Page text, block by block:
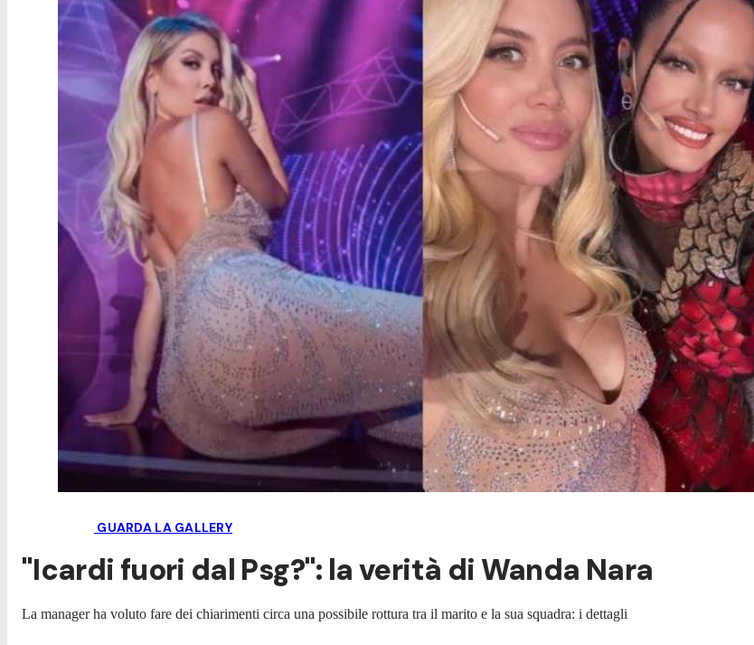
GUARDA LA GALLERY
"Icardi fuori dal Psg?": la verità di Wanda Nara
La manager ha voluto fare dei chiarimenti circa una possibile rottura tra il marito e la sua squadra: i dettagli